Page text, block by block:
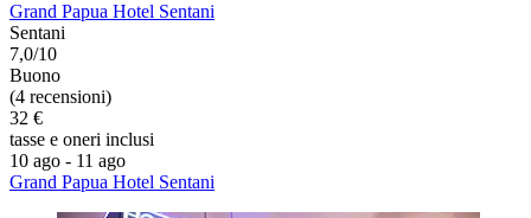
Grand Papua Hotel Sentani
Sentani
7,0/10
Buono
(4 recensioni)
32 €
tasse e oneri inclusi
10 ago - 11 ago
Grand Papua Hotel Sentani